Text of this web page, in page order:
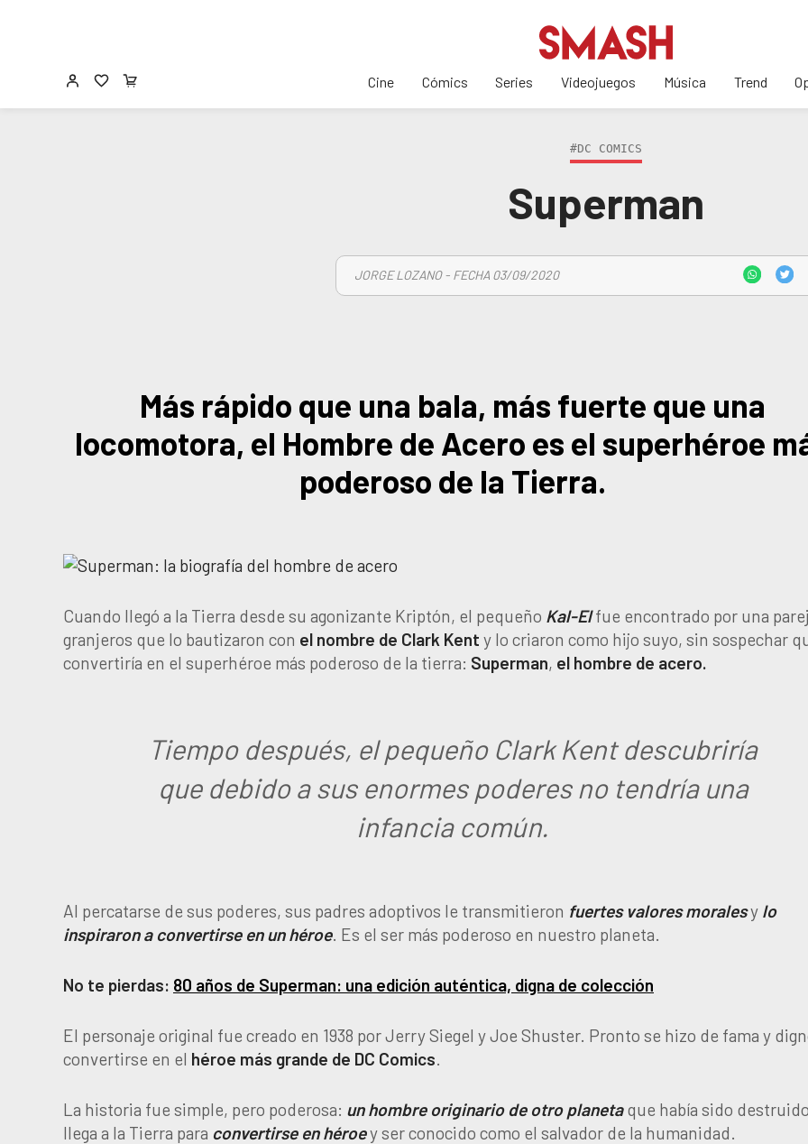
Cine Cómics Series Videojuegos Música Trend
#DC COMICS
Superman
JORGE LOZANO - FECHA 03/09/2020
Más rápido que una bala, más fuerte que una
locomotora, el Hombre de Acero es el superhéroe
poderoso de la Tierra.
Cuando llegó a la Tierra desde su agonizante Kriptón, el pequeño Kal-Elfue encontrado por una
granjeros que lo bautizaron con el nombre de Clark Kent y lo criaron como hijo suyo, sin sospechar
convertiría en el superhéroe más poderoso de la tierra: Superman, el hombre de acero.
Tiempo después, el pequeño Clark Kent descubriría
que debido a sus enormes poderes no tendría una
infancia común.
Al percatarse de sus poderes, sus padres adoptivos le transmitieron fuertes valores moralesy lo
inspiraron a convertirse en un héroe. Es el ser más poderoso en nuestro planeta.
No te pierdas: 80 años de Superman: una edición auténtica, digna de colección
El personaje original fue creado en 1938 por Jerry Siegel y Joe Shuster. Pronto se hizo de fama y
convertirse en el héroe más grande de DC Comics.
La historia fue simple, pero poderosa: un hombre originario de otro planetaque había sido
llega a la Tierra para convertirse en héroey ser conocido como el salvador de la humanidad.